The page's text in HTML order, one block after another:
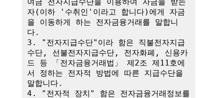
자(이하 '수취인'이라고 합니다)에게 자금
을 이동하게 하는 전자금융거래를 말합니
다.
3. "전자지급수단"이라 함은 직불전자지급
수단, 선불전자지급수단, 전자화폐, 신용카
드 등 「전자금융거래법」 제2조 제11호에
서 정하는 전자적 방법에 따른 지급수단을
말합니다.
4. "전자적 장치" 함은 전자금융거래정보를